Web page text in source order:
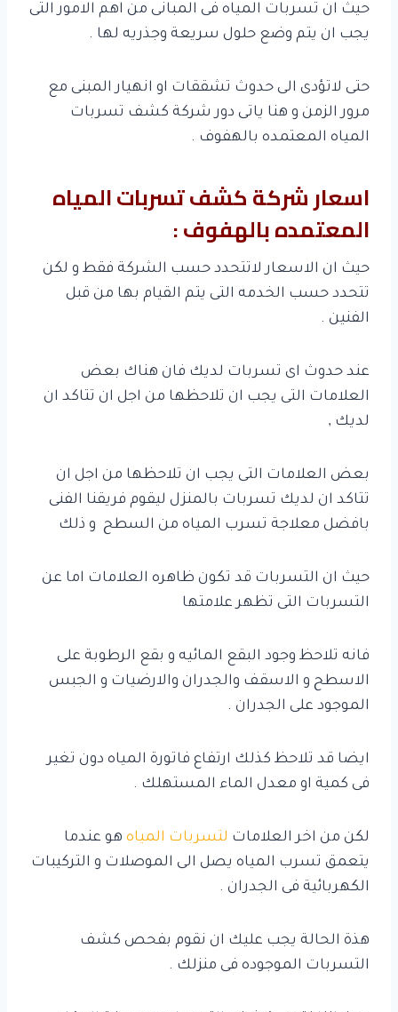
حيث ان تسربات المياه فى المبانى من اهم الامور التى
يجب ان يتم وضع حلول سريعة وجذريه لها .
حتى لاتؤدى الى حدوث تشققات او انهيار المبنى مع
مرور الزمن و هنا ياتى دور شركة كشف تسربات
المياه المعتمده بالهفوف .
اسعار شركة كشف تسربات المياه
المعتمده بالهفوف :
حيث ان الاسعار لاتتحدد حسب الشركة فقط و لكن
تتحدد حسب الخدمه التى يتم القيام بها من قبل
الفنين .
عند حدوث اى تسربات لديك فان هناك بعض
العلامات التى يجب ان تلاحظها من اجل ان تتاكد ان
لديك ,
بعض العلامات التى يجب ان تلاحظها من اجل ان
تتاكد ان لديك تسربات بالمنزل ليقوم فريقنا الفنى
بافضل معلاجة تسرب المياه من السطح و ذلك
حيث ان التسربات قد تكون ظاهره العلامات اما عن
التسربات التى تظهر علامتها
فانه تلاحظ وجود البقع المائيه و بقع الرطوبة على
الاسطح و الاسقف والجدران والارضيات و الجبس
الموجود على الجدران .
ايضا قد تلاحظ كذلك ارتفاع فاتورة المياه دون تغير
فى كمية او معدل الماء المستهلك .
لكن من اخر العلامات لتسربات المياه هو عندما
يتعمق تسرب المياه يصل الى الموصلات و التركيبات
الكهربائية فى الجدران .
هذة الحالة يجب عليك ان نقوم بفحص كشف
التسربات الموجوده فى منزلك .